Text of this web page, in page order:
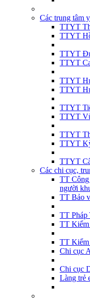
Các trung tâm
TTYT
TTYT
TTYT
TTYT
TTYT
TTYT
TTYT
TTYT
TTYT
TTYT
TTYT
Các chi cục,
TT Công
người
TT Bảo
TT Pháp
TT Kiểm
TT Kiểm
Chi cục
Chi cục
Làng trẻ